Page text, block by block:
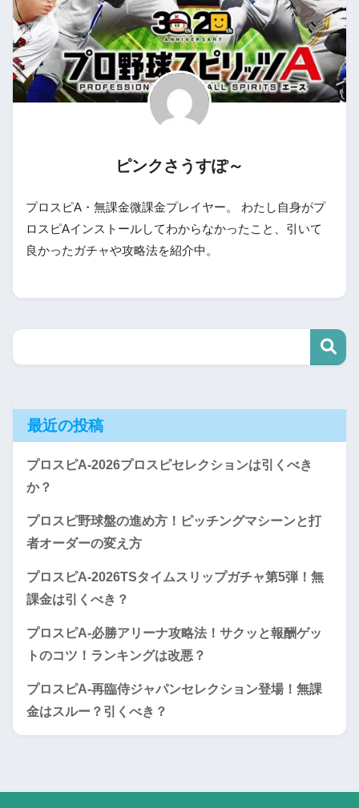
ピンクさうすぽ～
プロスピA・無課金微課金プレイヤー。 わたし自身がプ
ロスピAインストールしてわからなかったこと、引いて
良かったガチャや攻略法を紹介中。
最近の投稿
プロスピA-2026プロスピセレクションは引くべき
か？
プロスピ野球盤の進め方！ピッチングマシーンと打
者オーダーの変え方
プロスピA-2026TSタイムスリップガチャ第5弾！無
課金は引くべき？
プロスピA-必勝アリーナ攻略法！サクッと報酬ゲッ
トのコツ！ランキングは改悪？
プロスピA-再臨侍ジャパンセレクション登場！無課
金はスルー？引くべき？